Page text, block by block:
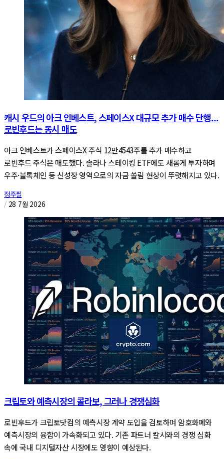
캐시 우드의 아크 인베스트, 스페이스X 대규모 추가 매수 단행...
로빈후드는 동시 매도
아크 인베스트가 스페이스X 주식 12만4543주를 추가 매수하고
로빈후드 주식은 매도했다. 솔라나 스테이킹 ETF에도 새롭게 투자하며
우주·블록체인 등 신성장 영역으로의 자금 쏠림 현상이 뚜렷해지고 있다.
정주필
/ 28 7월 2026
크립토와 예측시장의 콜라보, 그러나 경쟁심화
로빈후드가 크립토닷컴의 예측시장 계약 도입을 검토하며 암호화폐와
예측시장의 융합이 가속화되고 있다. 기존 파트너 칼시와의 경쟁 심화
속에 국내 디지털자산 시장에도 영향이 예상된다.